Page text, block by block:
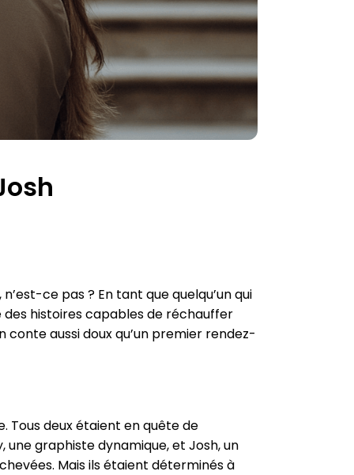
ce pas ? En tant que quelqu’un qui
des histoires capables de réchauffer
aussi doux qu’un premier rendez-
Tous deux étaient en quête de
graphiste dynamique, et Josh, un
Mais ils étaient déterminés à